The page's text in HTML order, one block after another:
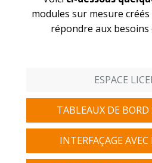
modules sur mesure
répondre aux besoins
ESPACE
TABLEAUX DE BORD
INTERFAÇAGE